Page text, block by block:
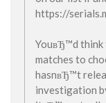
https://
YouвЂ™d think
matches to
hasnвЂ™t
investigation